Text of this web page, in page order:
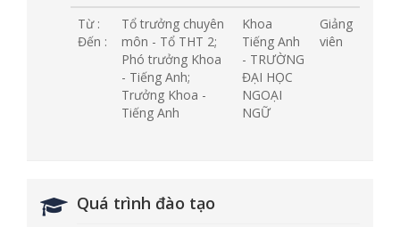
Từ :
Đến :
Tổ trưởng chuyên
môn - Tổ THT 2;
Phó trưởng Khoa
- Tiếng Anh;
Trưởng Khoa -
Tiếng Anh
Khoa
Tiếng Anh
- TRƯỜNG
ĐẠI HỌC
NGOẠI
NGỮ
Giảng
viên
Quá trình đào tạo